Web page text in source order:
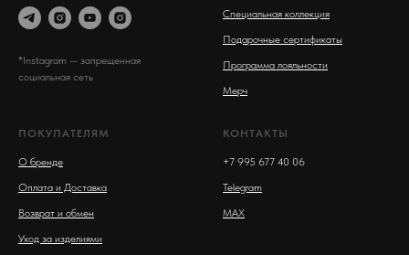
*Instagram — запрещенная
социальная сеть
Специальная коллекция
Подарочные сертификаты
Программа лояльности
Мерч
ПОКУПАТЕЛЯМ
О бренде
Оплата и Доставка
Возврат и обмен
Уход за изделиями
КОНТАКТЫ
+7 995 677 40 06
Telegram
MAX